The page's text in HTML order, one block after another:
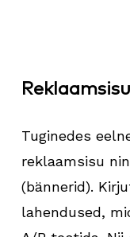
Tuginedes
reklaamsisu
(bännerid).
lahendused,